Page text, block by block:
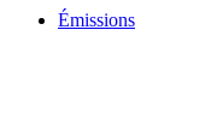
Émissions